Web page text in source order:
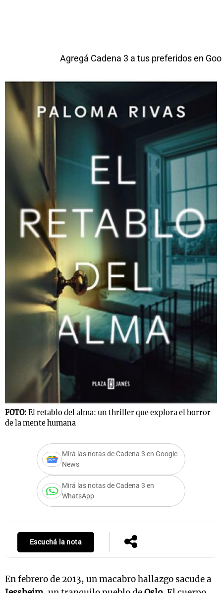
Agregá Cadena 3 a tus preferidos en
FOTO: El retablo del alma: un thriller que explora el horror
de la mente humana
Mirá las notas de Cadena 3 en Google
News
Mirá las notas de Cadena 3 en
WhatsApp
Escuchá la nota
En febrero de 2013, un macabro hallazgo sacude a